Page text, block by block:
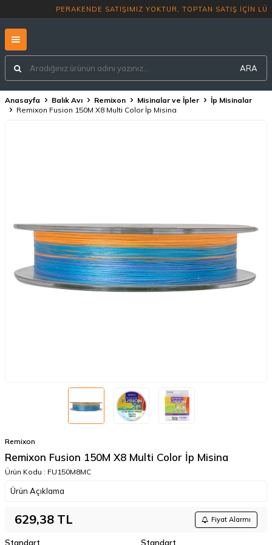
PERAKENDE SATIŞIMIZ YOKTUR,
ARA
Anasayfa Balık Avı Remixon Misinalar ve İpler
İp Misinalar
Remixon Fusion 150M X8 Multi Color İp Misina
Remixon
Remixon Fusion 150M X8 Multi Color İp Misina
Ürün Kodu : FU150M8MC
Ürün Açıklama
629,38 TL Fiyat Alarmı
Standart Standart